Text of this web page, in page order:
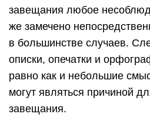
завещания любое
же замечено
в большинстве случаев.
описки, опечатки и
равно как и небольшие
могут являться причиной
завещания.